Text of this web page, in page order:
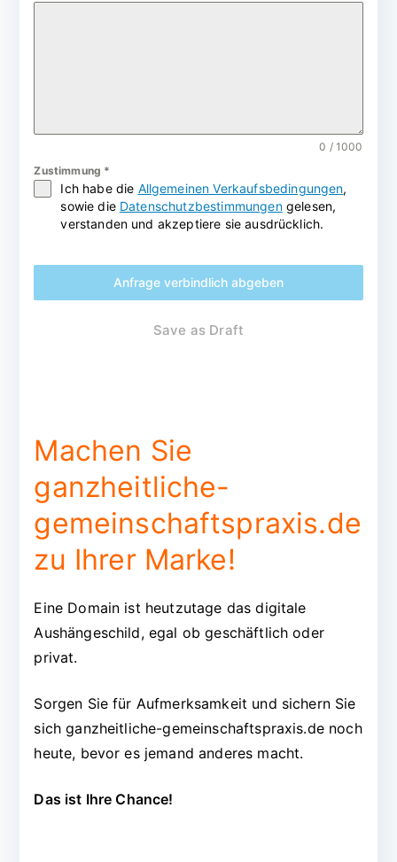
0 / 1000
Zustimmung *
Ich habe die Allgemeinen Verkaufsbedingungen,
sowie die Datenschutzbestimmungengelesen,
verstanden und akzeptiere sie ausdrücklich.
Anfrage verbindlich abgeben
Save as Draft
Machen Sie
ganzheitliche-
gemeinschaftspraxis.de
zu Ihrer Marke!
Eine Domain ist heutzutage das digitale
Aushängeschild, egal ob geschäftlich oder
privat.
Sorgen Sie für Aufmerksamkeit und sichern Sie
sich ganzheitliche-gemeinschaftspraxis.de noch
heute, bevor es jemand anderes macht.
Das ist Ihre Chance!